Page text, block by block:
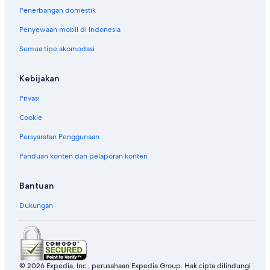
Hotel di Jiqing
Hotel di Kota Taoyuan
Hotel di Lieyu
Hotel di Lyudao
Hotel di Pang-lin
Hotel di Pulau Siaomen
Hotel di Sanyi
Hotel di Shuitou Village
Hotel di Tainan
Hotel di Wanrong
Hotel di Xiluo
Hotel di Xingang
Penerbangan domestik
Penyewaan mobil di Indonesia
Semua tipe akomodasi
Kebijakan
Privasi
Cookie
Persyaratan Penggunaan
Panduan konten dan pelaporan konten
Bantuan
Dukungan
© 2026 Expedia, Inc., perusahaan Expedia Group. Hak cipta dilindungi